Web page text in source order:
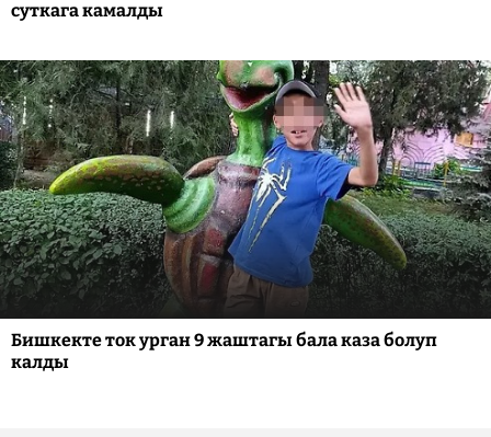
суткага камалды
Бишкекте ток урган 9 жаштагы бала каза болуп
калды